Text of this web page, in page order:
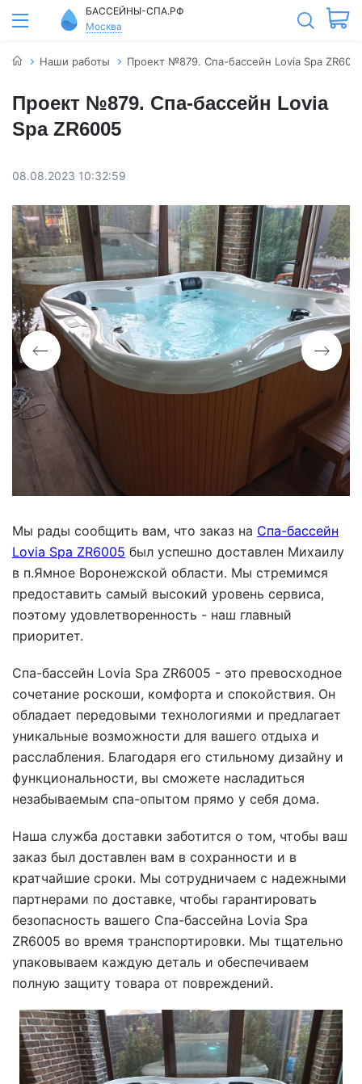
БАССЕЙНЫ-СПА.РФ
Москва
Наши работы Проект №879. Спа-бассейн Lovia Spa
Проект №879. Спа-бассейн Lovia
Spa ZR6005
08.08.2023 10:32:59
Мы рады сообщить вам, что заказ на Спа-бассейн
Lovia Spa ZR6005 был успешно доставлен Михаилу
в п.Ямное Воронежской области. Мы стремимся
предоставить самый высокий уровень сервиса,
поэтому удовлетворенность - наш главный
приоритет.
Спа-бассейн Lovia Spa ZR6005 - это превосходное
сочетание роскоши, комфорта и спокойствия. Он
обладает передовыми технологиями и предлагает
уникальные возможности для вашего отдыха и
расслабления. Благодаря его стильному дизайну и
функциональности, вы сможете насладиться
незабываемым спа-опытом прямо у себя дома.
Наша служба доставки заботится о том, чтобы ваш
заказ был доставлен вам в сохранности и в
кратчайшие сроки. Мы сотрудничаем с надежными
партнерами по доставке, чтобы гарантировать
безопасность вашего Спа-бассейна Lovia Spa
ZR6005 во время транспортировки. Мы тщательно
упаковываем каждую деталь и обеспечиваем
полную защиту товара от повреждений.